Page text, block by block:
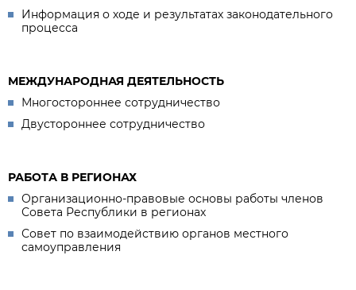
Информация о ходе и результатах законодательного
процесса
МЕЖДУНАРОДНАЯ ДЕЯТЕЛЬНОСТЬ
Многостороннее сотрудничество
Двустороннее сотрудничество
РАБОТА В РЕГИОНАХ
Организационно-правовые основы работы членов
Совета Республики в регионах
Совет по взаимодействию органов местного
самоуправления